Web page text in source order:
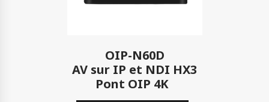
OIP-N60D
AV sur IP et NDI HX3
Pont OIP 4K